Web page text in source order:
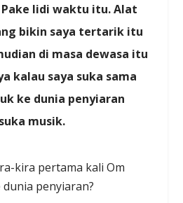
lidi waktu itu. Alat
bikin saya tertarik itu
di masa dewasa itu
kalau saya suka sama
ke dunia penyiaran
musik.
kira pertama kali Om
penyiaran?